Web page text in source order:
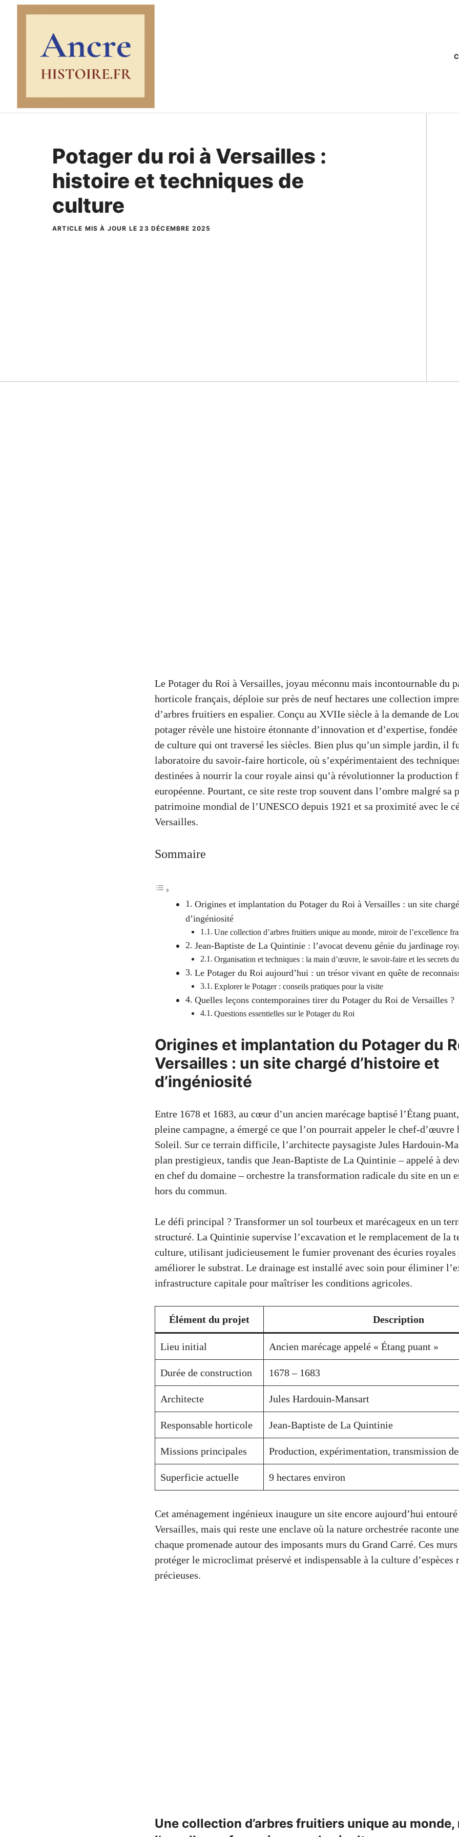
Aller
Potager du roi à Versailles :
histoire et techniques de
culture
ARTICLE MIS À JOUR LE 23 DÉCEMBRE 2025
Le Potager du Roi à Versailles, joyau méconnu mais incontournable du
horticole français, déploie sur près de neuf hectares une collection
d’arbres fruitiers en espalier. Conçu au XVIIe siècle à la demande de
potager révèle une histoire étonnante d’innovation et d’expertise,
de culture qui ont traversé les siècles. Bien plus qu’un simple jardin, il
laboratoire du savoir-faire horticole, où s’expérimentaient des
destinées à nourrir la cour royale ainsi qu’à révolutionner la production
européenne. Pourtant, ce site reste trop souvent dans l’ombre malgré sa
patrimoine mondial de l’UNESCO depuis 1921 et sa proximité avec le
Versailles.
Sommaire
Origines et implantation du Potager du Roi à Versailles : un site
d’ingéniosité
Une collection d’arbres fruitiers unique au monde, miroir de l’excellence
Jean-Baptiste de La Quintinie : l’avocat devenu génie du jardinage
Organisation et techniques : la main d’œuvre, le savoir-faire et les secrets
Le Potager du Roi aujourd’hui : un trésor vivant en quête de
Explorer le Potager : conseils pratiques pour la visite
Quelles leçons contemporaines tirer du Potager du Roi de Versailles ?
Questions essentielles sur le Potager du Roi
Origines et implantation du Potager du
Versailles : un site chargé d’histoire et
d’ingéniosité
Entre 1678 et 1683, au cœur d’un ancien marécage baptisé l’Étang
pleine campagne, a émergé ce que l’on pourrait appeler le chef-
Soleil. Sur ce terrain difficile, l’architecte paysagiste Jules Hardouin-
plan prestigieux, tandis que Jean-Baptiste de La Quintinie – appelé à
en chef du domaine – orchestre la transformation radicale du site en un
hors du commun.
Le défi principal ? Transformer un sol tourbeux et marécageux en un
structuré. La Quintinie supervise l’excavation et le remplacement de la
culture, utilisant judicieusement le fumier provenant des écuries
améliorer le substrat. Le drainage est installé avec soin pour éliminer
infrastructure capitale pour maîtriser les conditions agricoles.
Élément du projet Description
Lieu initial Ancien marécage appelé « Étang puant »
Durée de construction 1678 – 1683
Architecte Jules Hardouin-Mansart
Responsable horticole Jean-Baptiste de La Quintinie
Missions principales Production, expérimentation, transmission
Superficie actuelle 9 hectares environ
Cet aménagement ingénieux inaugure un site encore aujourd’hui
Versailles, mais qui reste une enclave où la nature orchestrée raconte
chaque promenade autour des imposants murs du Grand Carré. Ces
protéger le microclimat préservé et indispensable à la culture d’espèces
précieuses.
Une collection d’arbres fruitiers unique au